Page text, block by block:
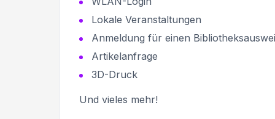
Lokale Veranstaltungen
Anmeldung für einen
Artikelanfrage
3D-Druck
Und vieles mehr!